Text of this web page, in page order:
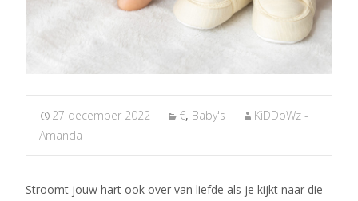
27 december 2022 €, Baby's
KiDDoWz -
Amanda
Stroomt jouw hart ook over van liefde als je kijkt naar die